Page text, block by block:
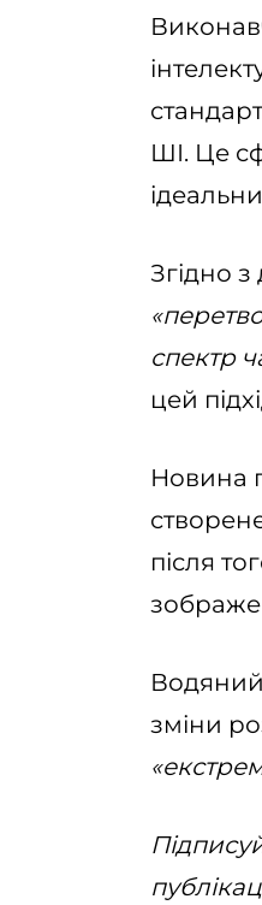
ШІ. Це
Згідно
спектр
цей
Новина
після
зміни